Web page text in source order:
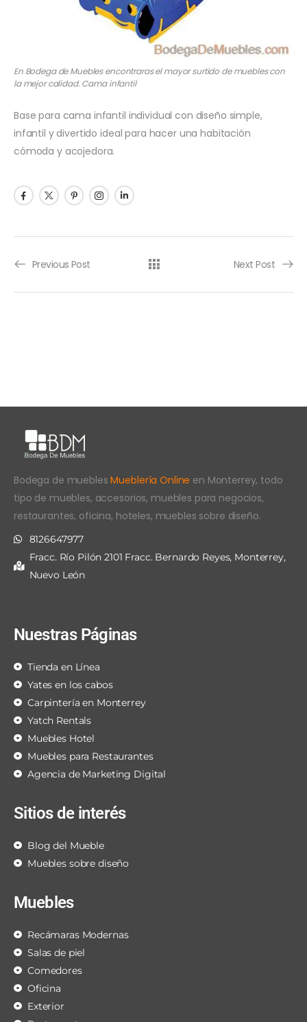
En Bodega de Muebles encontraras el mayor surtido de muebles con
la mejor calidad. Cama infantil
Base para cama infantil individual con diseño simple,
infantil y divertido ideal para hacer una habitación
cómoda y acojedora.
Previous Post Next Post
Bodega de mueblesMueblería Online en Monterrey, todo
tipo de muebles, accesorios, muebles para negocios,
restaurantes, oficina, hoteles, muebles sobre diseño.
8126647977
Fracc. Río Pilón 2101 Fracc. Bernardo Reyes, Monterrey,
Nuevo León
Nuestras Páginas
Tienda en Línea
Yates en los cabos
Carpintería en Monterrey
Yatch Rentals
Muebles Hotel
Muebles para Restaurantes
Agencia de Marketing Digital
Sitios de interés
Blog del Mueble
Muebles sobre diseño
Muebles
Recámaras Modernas
Salas de piel
Comedores
Oficina
Exterior